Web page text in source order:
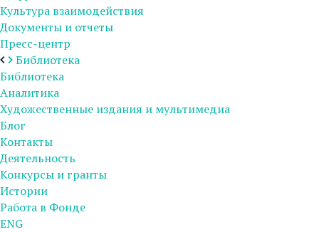
Культура взаимодействия
Документы и отчеты
Пресс-центр
Библиотека
Библиотека
Аналитика
Художественные издания и мультимедиа
Блог
Контакты
Деятельность
Конкурсы и гранты
Истории
Работа в Фонде
ENG